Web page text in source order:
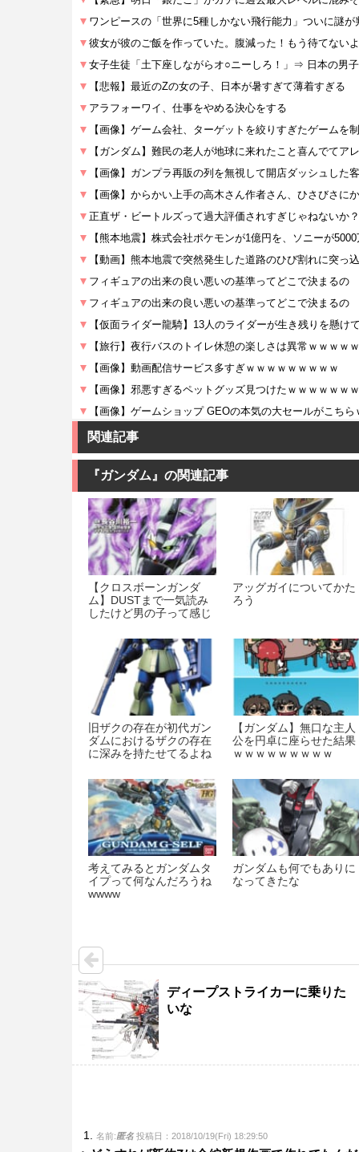
関連記事
『ガンダム』の関連記事
【クロスボーンガンダ
ム】DUSTまで一気読み
したけど男の子って感じ
アッグガイについてかた
ろう
旧ザクの存在が初代ガン
ダムにおけるザクの存在
に深みを持たせてるよね
【ガンダム】無口な主人
公を円卓に座らせた結果
ｗｗｗｗｗｗｗｗｗ
考えてみるとガンダムタ
イプって何なんだろうね
wwww
ガンダムも何でもありに
なってきたな
ディープストライカーに乗りた
いな
名前:匿名 投稿日：2018/10/19(Fri) 18:29:50